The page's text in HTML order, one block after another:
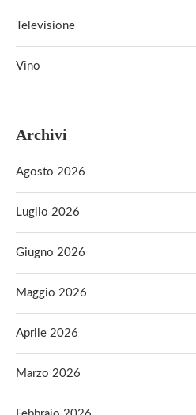
Televisione
Vino
Archivi
Agosto 2026
Luglio 2026
Giugno 2026
Maggio 2026
Aprile 2026
Marzo 2026